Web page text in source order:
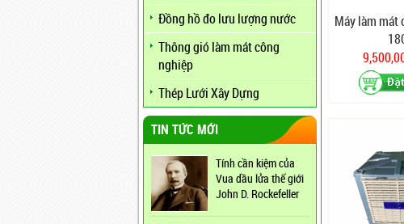
Đồng hồ đo lưu lượng nước
Thông gió làm mát công
nghiệp
Thép Lưới Xây Dựng
TIN TỨC MỚI
Tính cần kiệm của
Vua dầu lửa thế giới
John D. Rockefeller
Máy làm mát